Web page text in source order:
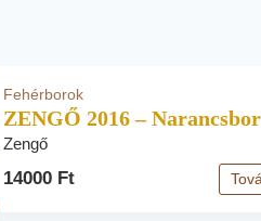
Fehérborok
ZENGŐ 2016 – Narancsbor
Zengő
14000 Ft